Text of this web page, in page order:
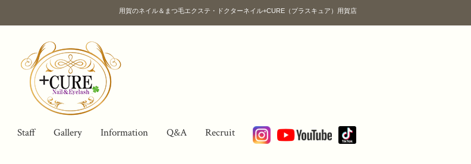
用賀のネイル＆まつ毛エクステ・ドクターネイル+CURE（プラスキュア）用賀店
Staff Gallery Information Q&A Recruit